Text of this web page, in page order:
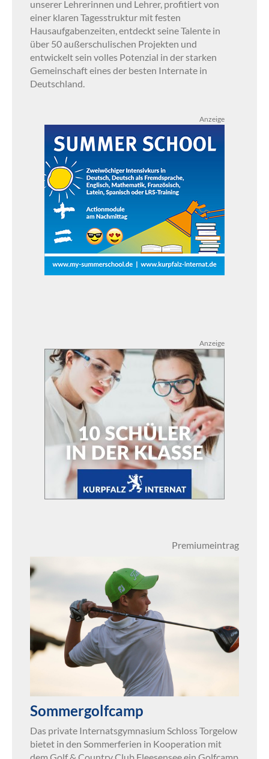
unserer Lehrerinnen und Lehrer, profitiert von
einer klaren Tagesstruktur mit festen
Hausaufgabenzeiten, entdeckt seine Talente in
über 50 außerschulischen Projekten und
entwickelt sein volles Potenzial in der starken
Gemeinschaft eines der besten Internate in
Deutschland.
Anzeige
Anzeige
Premiumeintrag
Sommergolfcamp
Das private Internatsgymnasium Schloss Torgelow
bietet in den Sommerferien in Kooperation mit
dem Golf & Country Club Fleesensee ein Golfcamp